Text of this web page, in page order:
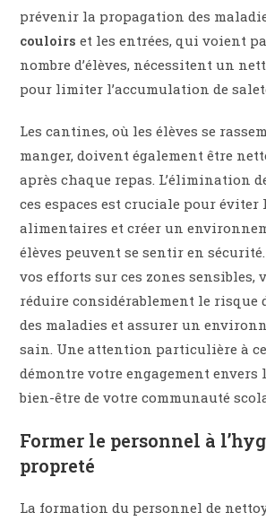
prévenir la propagation des
couloirs et les entrées, qui voient
nombre d’élèves, nécessitent un
pour limiter l’accumulation de
Les cantines, où les élèves se
manger, doivent également être
après chaque repas. L’élimination
ces espaces est cruciale pour
alimentaires et créer un
élèves peuvent se sentir en
vos efforts sur ces zones sensibles,
réduire considérablement le risque
des maladies et assurer un
sain. Une attention particulière à
démontre votre engagement envers
bien-être de votre communauté
Former le personnel à
propreté
La formation du personnel de